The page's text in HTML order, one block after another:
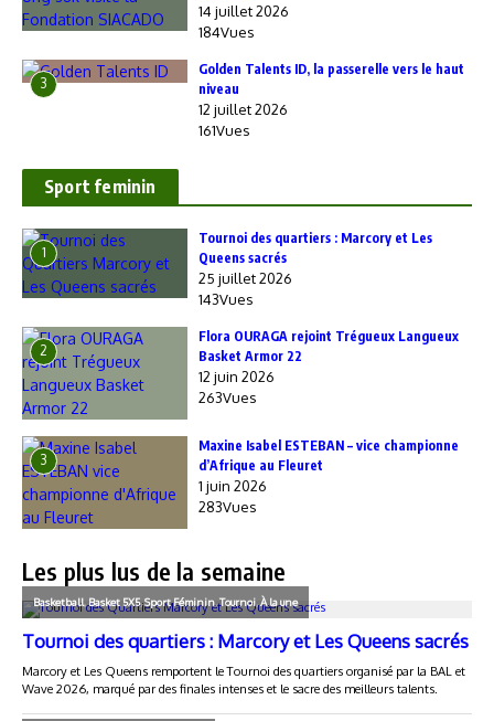
14 juillet 2026
184Vues
3
Golden Talents ID, la passerelle vers le haut
niveau
12 juillet 2026
161Vues
Sport feminin
1
‎Tournoi des quartiers : Marcory et Les
Queens sacrés
25 juillet 2026
143Vues
2
Flora OURAGA rejoint Trégueux Langueux
Basket Armor 22
12 juin 2026
263Vues
3
Maxine Isabel ESTEBAN – vice championne
d’Afrique au Fleuret
1 juin 2026
283Vues
Les plus lus de la semaine